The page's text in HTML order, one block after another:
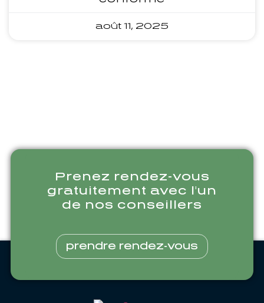
août 11, 2025
Prenez rendez-vous
gratuitement avec l'un
de nos conseillers
prendre rendez-vous